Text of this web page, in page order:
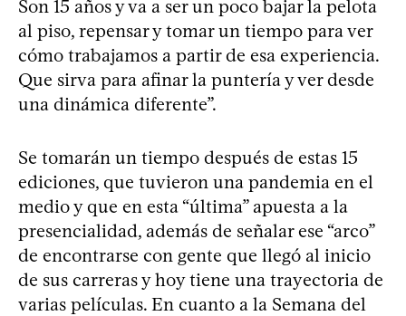
Son 15 años y va a ser un poco bajar la pelota
al piso, repensar y tomar un tiempo para ver
cómo trabajamos a partir de esa experiencia.
Que sirva para afinar la puntería y ver desde
una dinámica diferente”.
Se tomarán un tiempo después de estas 15
ediciones, que tuvieron una pandemia en el
medio y que en esta “última” apuesta a la
presencialidad, además de señalar ese “arco”
de encontrarse con gente que llegó al inicio
de sus carreras y hoy tiene una trayectoria de
varias películas. En cuanto a la Semana del